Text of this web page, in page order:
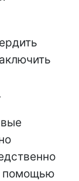
помощью